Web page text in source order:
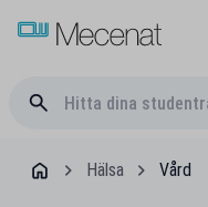
Hälsa Vård